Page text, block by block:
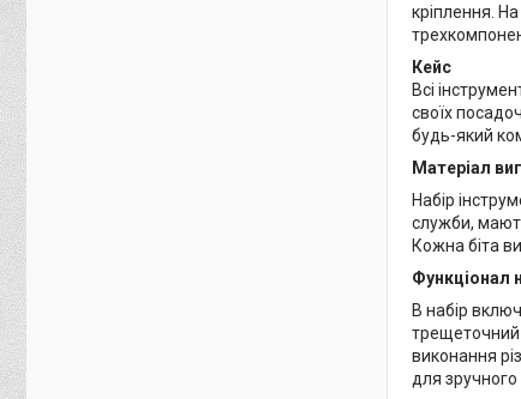
кріплення.
Кейс
Всі
своїх
будь-який
Матеріал
Набір
служби,
Кожна біта
Функціонал
В набір
трещеточний
виконання
для